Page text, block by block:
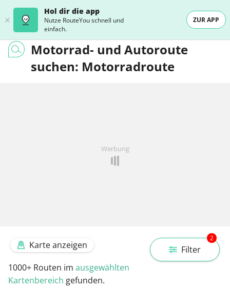
Hol dir die app
Nutze RouteYou schnell und
einfach.
ZUR APP
Motorrad- und Autoroute
suchen: Motorradroute
Werbung
Filter
2
Karte anzeigen
1000+ Routen im ausgewählten
Kartenbereich gefunden.